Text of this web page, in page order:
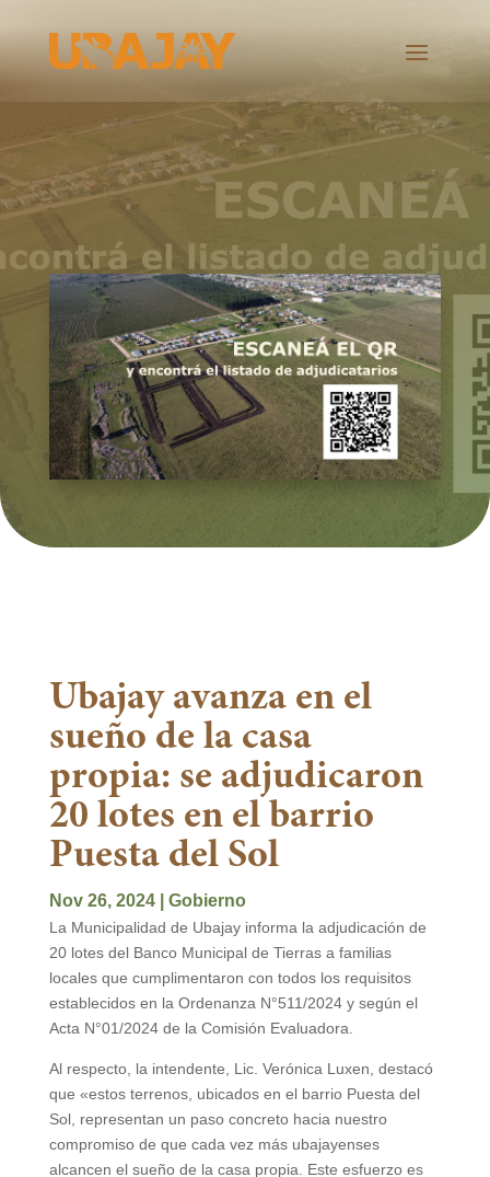
Ubajay avanza en el
sueño de la casa
propia: se adjudicaron
20 lotes en el barrio
Puesta del Sol
Nov 26, 2024| Gobierno
La Municipalidad de Ubajay informa la adjudicación de
20 lotes del Banco Municipal de Tierras a familias
locales que cumplimentaron con todos los requisitos
establecidos en la Ordenanza N°511/2024 y según el
Acta N°01/2024 de la Comisión Evaluadora.
Al respecto, la intendente, Lic. Verónica Luxen, destacó
que «estos terrenos, ubicados en el barrio Puesta del
Sol, representan un paso concreto hacia nuestro
compromiso de que cada vez más ubajayenses
alcancen el sueño de la casa propia. Este esfuerzo es